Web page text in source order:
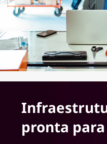
pronta